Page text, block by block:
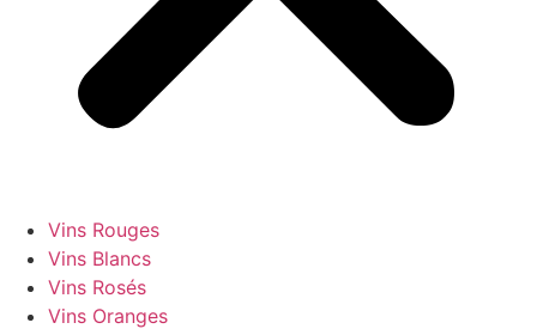
Vins Rouges
Vins Blancs
Vins Rosés
Vins Oranges